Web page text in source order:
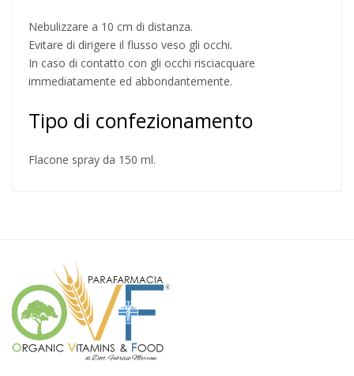
Nebulizzare a 10 cm di distanza.
Evitare di dirigere il flusso veso gli occhi.
In caso di contatto con gli occhi risciacquare
immediatamente ed abbondantemente.
Tipo di confezionamento
Flacone spray da 150 ml.